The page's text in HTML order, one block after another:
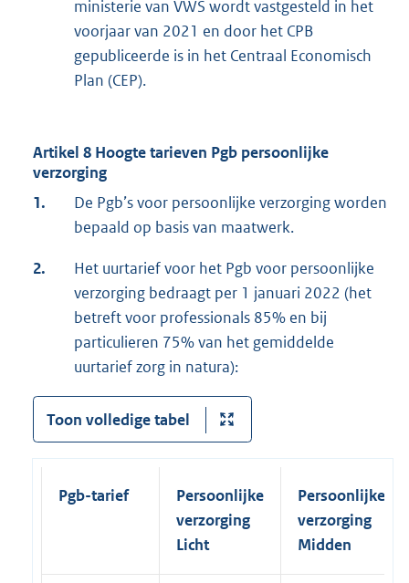
ministerie van VWS wordt vastgesteld in het
voorjaar van 2021 en door het CPB
gepubliceerde is in het Centraal Economisch
Plan (CEP).
Artikel 8 Hoogte tarieven Pgb persoonlijke
verzorging
1.
De Pgb’s voor persoonlijke verzorging worden
bepaald op basis van maatwerk.
2.
Het uurtarief voor het Pgb voor persoonlijke
verzorging bedraagt per 1 januari 2022 (het
betreft voor professionals 85% en bij
particulieren 75% van het gemiddelde
uurtarief zorg in natura):
Toon volledige tabel
Pgb-tarief
Persoonlijke
verzorging
Licht
Persoonlijke
verzorging
Midden